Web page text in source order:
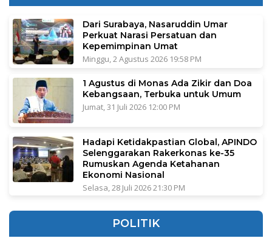
Dari Surabaya, Nasaruddin Umar
Perkuat Narasi Persatuan dan
Kepemimpinan Umat
Minggu, 2 Agustus 2026 19:58 PM
1 Agustus di Monas Ada Zikir dan Doa
Kebangsaan, Terbuka untuk Umum
Jumat, 31 Juli 2026 12:00 PM
Hadapi Ketidakpastian Global, APINDO
Selenggarakan Rakerkonas ke-35
Rumuskan Agenda Ketahanan
Ekonomi Nasional
Selasa, 28 Juli 2026 21:30 PM
POLITIK